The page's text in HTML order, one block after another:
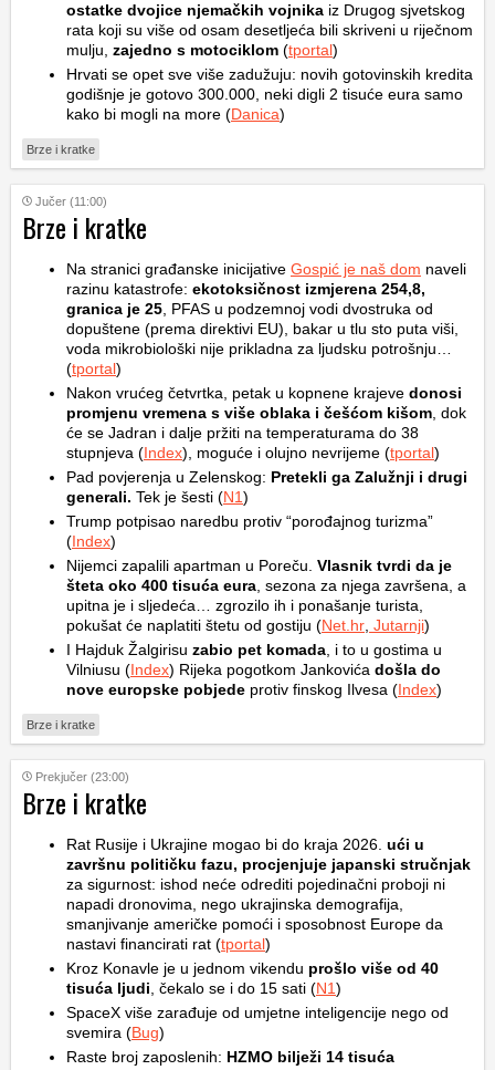
ostatke dvojice njemačkih vojnika iz Drugog sjvetskog
rata koji su više od osam desetljeća bili skriveni u riječnom
mulju, zajedno s motociklom (tportal)
Hrvati se opet sve više zadužuju: novih gotovinskih kredita
godišnje je gotovo 300.000, neki digli 2 tisuće eura samo
kako bi mogli na more (Danica)
Brze i kratke
Jučer (11:00)
Brze i kratke
Na stranici građanske inicijative Gospić je naš dom naveli
razinu katastrofe: ekotoksičnost izmjerena 254,8,
granica je 25 , PFAS u podzemnoj vodi dvostruka od
dopuštene (prema direktivi EU), bakar u tlu sto puta viši,
voda mikrobiološki nije prikladna za ljudsku potrošnju…
(tportal)
Nakon vrućeg četvrtka, petak u kopnene krajeve donosi
promjenu vremena s više oblaka i češćom kišom , dok
će se Jadran i dalje pržiti na temperaturama do 38
stupnjeva (Index), moguće i olujno nevrijeme (tportal)
Pad povjerenja u Zelenskog: Pretekli ga Zalužnji i drugi
generali. Tek je šesti (N1)
Trump potpisao naredbu protiv “porođajnog turizma”
(Index)
Nijemci zapalili apartman u Poreču. Vlasnik tvrdi da je
šteta oko 400 tisuća eura , sezona za njega završena, a
upitna je i sljedeća… zgrozilo ih i ponašanje turista,
pokušat će naplatiti štetu od gostiju (Net.hr Jutarnji)
I Hajduk Žalgirisu zabio pet komada , i to u gostima u
Vilniusu (Index) Rijeka pogotkom Jankovića došla do
nove europske pobjede protiv finskog Ilvesa (Index)
Brze i kratke
Prekjučer (23:00)
Brze i kratke
Rat Rusije i Ukrajine mogao bi do kraja 2026. ući u
završnu političku fazu, procjenjuje japanski stručnjak
za sigurnost: ishod neće odrediti pojedinačni proboji ni
napadi dronovima, nego ukrajinska demografija,
smanjivanje američke pomoći i sposobnost Europe da
nastavi financirati rat (tportal)
Kroz Konavle je u jednom vikendu prošlo više od 40
tisuća ljudi , čekalo se i do 15 sati (N1)
SpaceX više zarađuje od umjetne inteligencije nego od
svemira (Bug)
Raste broj zaposlenih: HZMO bilježi 14 tisuća